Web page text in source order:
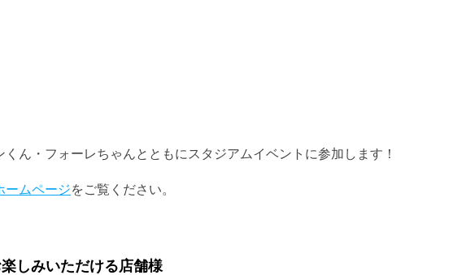
ん・フォーレちゃんとともにスタジアムイベントに参加します！
ームページをご覧ください。
しみいただける店舗様